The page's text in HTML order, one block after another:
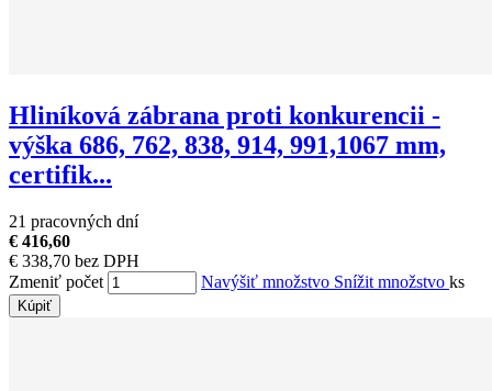
Hliníková zábrana proti konkurencii -
výška 686, 762, 838, 914, 991,1067 mm,
certifik...
21 pracovných dní
€ 416,60
€ 338,70 bez DPH
Zmeniť počet
Navýšiť množstvo Snížit množstvo ks
Kúpiť